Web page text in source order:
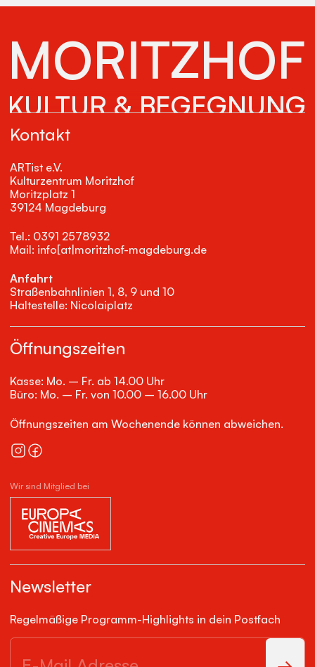
Kontakt
ARTist e.V.
Kulturzentrum Moritzhof
Moritzplatz 1
39124 Magdeburg
Tel.: 0391 2578932
Mail: info[at|moritzhof-magdeburg.de
Anfahrt
Straßenbahnlinien 1, 8, 9 und 10
Haltestelle: Nicolaiplatz
Öffnungszeiten
Kasse: Mo. – Fr. ab 14.00 Uhr
Büro: Mo. – Fr. von 10.00 – 16.00 Uhr
Öffnungszeiten am Wochenende können abweichen.
Wir sind Mitglied bei
Newsletter
Regelmäßige Programm-Highlights in dein Postfach
MORITZHOF
KULTUR & BEGEGNUNG